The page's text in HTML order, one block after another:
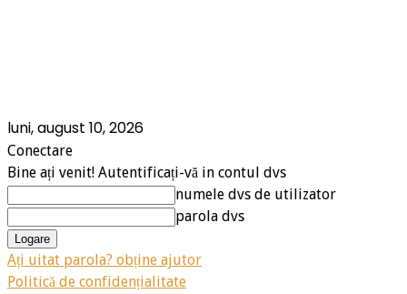
luni, august 10, 2026
Conectare
Bine ați venit! Autentificați-vă in contul dvs
numele dvs de utilizator
parola dvs
Ați uitat parola? obține ajutor
Politică de confidențialitate